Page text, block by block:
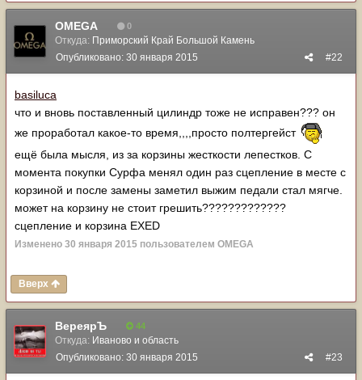
OMEGA 0
Откуда: Приморский Край Большой Камень
#22
Опубликовано: 30 января 2015
basiluca
что и вновь поставленный цилиндр тоже не исправен??? он
же проработал какое-то время,,,,просто полтергейст
ещё была мысля, из за корзины жесткости лепестков. С
момента покупки Сурфа менял один раз сцепление в месте с
корзиной и после замены заметил выжим педали стал мягче.
может на корзину не стоит грешить?????????????
сцепление и корзина EXED
Изменено 30 января 2015 пользователем OMEGA
Вверх
ВереярЪ 44
Откуда: Иваново и область
#23
Опубликовано: 30 января 2015